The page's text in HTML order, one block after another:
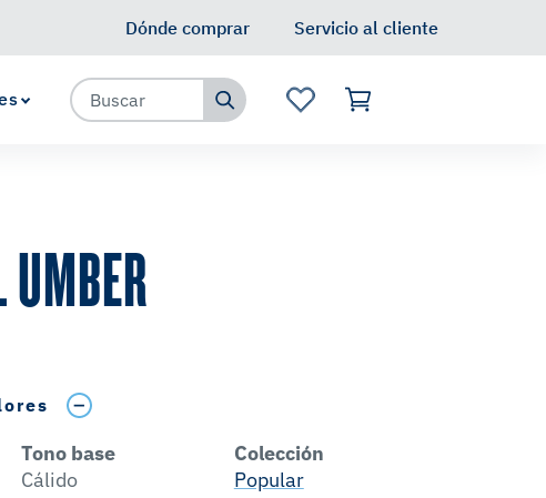
Dónde comprar
Servicio al cliente
Tono base
Cálido
Colección
Popular